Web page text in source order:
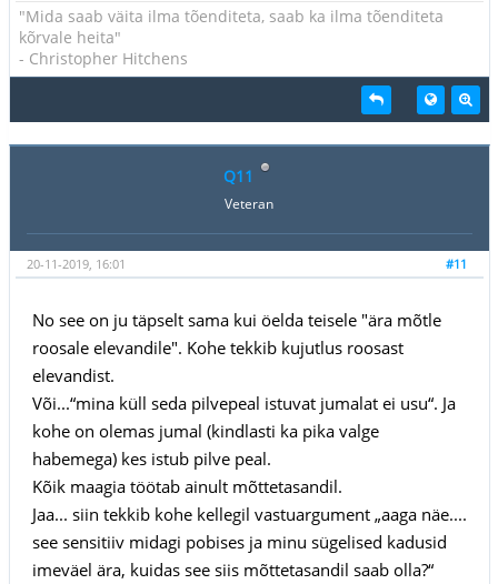
"Mida saab väita ilma tõenditeta, saab ka ilma tõenditeta
kõrvale heita"
- Christopher Hitchens
Q11
Veteran
#11
20-11-2019, 16:01
No see on ju täpselt sama kui öelda teisele "ära mõtle
roosale elevandile". Kohe tekkib kujutlus roosast
elevandist.
Või...“mina küll seda pilvepeal istuvat jumalat ei usu“. Ja
kohe on olemas jumal (kindlasti ka pika valge
habemega) kes istub pilve peal.
Kõik maagia töötab ainult mõttetasandil.
Jaa... siin tekkib kohe kellegil vastuargument „aaga näe....
see sensitiiv midagi pobises ja minu sügelised kadusid
imeväel ära, kuidas see siis mõttetasandil saab olla?“